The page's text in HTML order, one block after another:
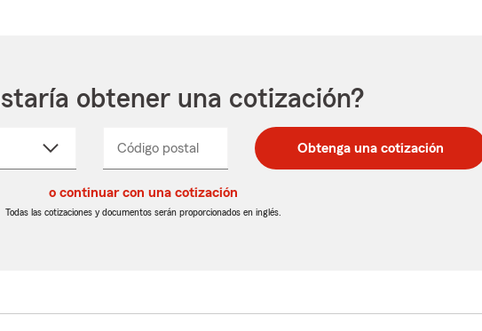
obtener una cotización?
Código postal
postal
de
postal
de
_____ Obtenga una cotización
o continuar con una cotización
Todas las cotizaciones y documentos serán proporcionados en inglés.